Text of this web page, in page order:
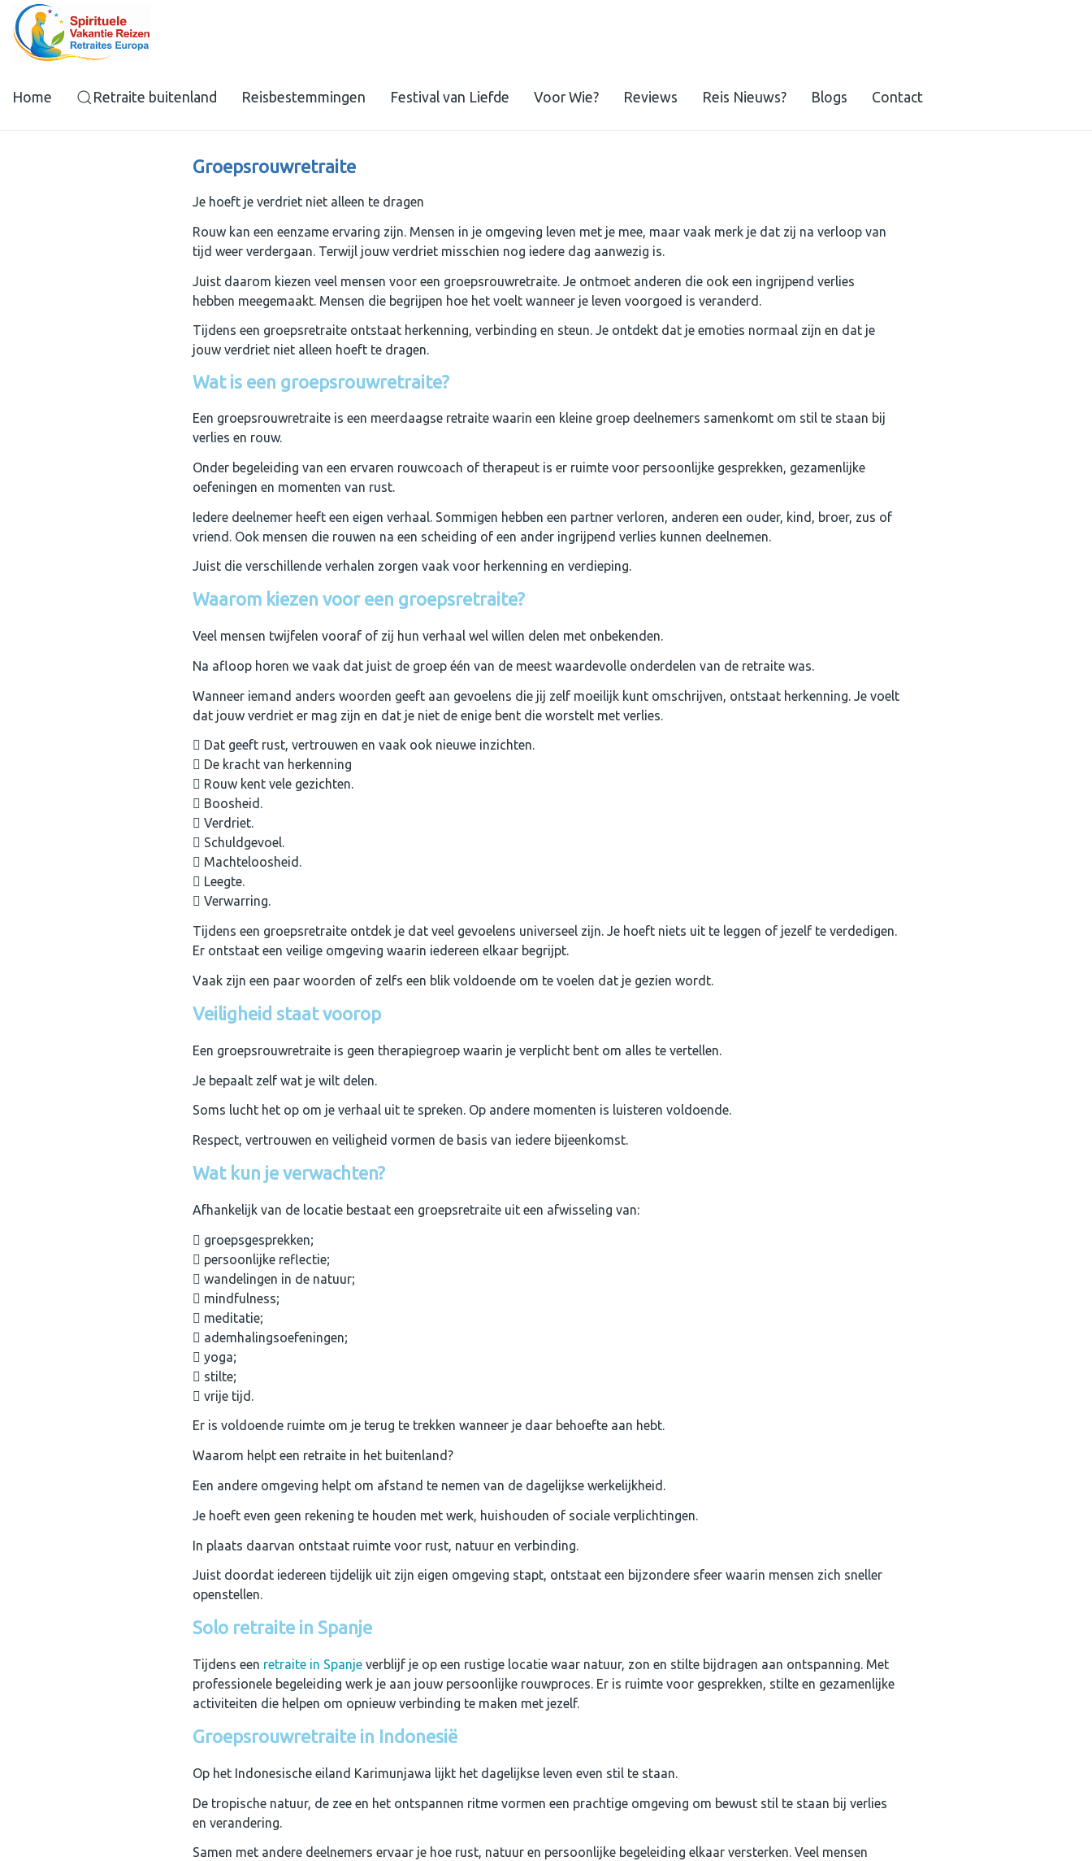
Home Retraite buitenland Reisbestemmingen Festival van Liefde Voor Wie? Reviews Reis Nieuws? Blogs Contact
Groepsrouwretraite
Je hoeft je verdriet niet alleen te dragen
Rouw kan een eenzame ervaring zijn. Mensen in je omgeving leven met je mee, maar vaak merk je dat zij na verloop van
tijd weer verdergaan. Terwijl jouw verdriet misschien nog iedere dag aanwezig is.
Juist daarom kiezen veel mensen voor een groepsrouwretraite. Je ontmoet anderen die ook een ingrijpend verlies
hebben meegemaakt. Mensen die begrijpen hoe het voelt wanneer je leven voorgoed is veranderd.
Tijdens een groepsretraite ontstaat herkenning, verbinding en steun. Je ontdekt dat je emoties normaal zijn en dat je
jouw verdriet niet alleen hoeft te dragen.
Wat is een groepsrouwretraite?
Een groepsrouwretraite is een meerdaagse retraite waarin een kleine groep deelnemers samenkomt om stil te staan bij
verlies en rouw.
Onder begeleiding van een ervaren rouwcoach of therapeut is er ruimte voor persoonlijke gesprekken, gezamenlijke
oefeningen en momenten van rust.
Iedere deelnemer heeft een eigen verhaal. Sommigen hebben een partner verloren, anderen een ouder, kind, broer, zus of
vriend. Ook mensen die rouwen na een scheiding of een ander ingrijpend verlies kunnen deelnemen.
Juist die verschillende verhalen zorgen vaak voor herkenning en verdieping.
Waarom kiezen voor een groepsretraite?
Veel mensen twijfelen vooraf of zij hun verhaal wel willen delen met onbekenden.
Na afloop horen we vaak dat juist de groep één van de meest waardevolle onderdelen van de retraite was.
Wanneer iemand anders woorden geeft aan gevoelens die jij zelf moeilijk kunt omschrijven, ontstaat herkenning. Je voelt
dat jouw verdriet er mag zijn en dat je niet de enige bent die worstelt met verlies.
Dat geeft rust, vertrouwen en vaak ook nieuwe inzichten.
De kracht van herkenning
Rouw kent vele gezichten.
Boosheid.
Verdriet.
Schuldgevoel.
Machteloosheid.
Leegte.
Verwarring.
Tijdens een groepsretraite ontdek je dat veel gevoelens universeel zijn. Je hoeft niets uit te leggen of jezelf te verdedigen.
Er ontstaat een veilige omgeving waarin iedereen elkaar begrijpt.
Vaak zijn een paar woorden of zelfs een blik voldoende om te voelen dat je gezien wordt.
Veiligheid staat voorop
Een groepsrouwretraite is geen therapiegroep waarin je verplicht bent om alles te vertellen.
Je bepaalt zelf wat je wilt delen.
Soms lucht het op om je verhaal uit te spreken. Op andere momenten is luisteren voldoende.
Respect, vertrouwen en veiligheid vormen de basis van iedere bijeenkomst.
Wat kun je verwachten?
Afhankelijk van de locatie bestaat een groepsretraite uit een afwisseling van:
groepsgesprekken;
persoonlijke reflectie;
wandelingen in de natuur;
mindfulness;
meditatie;
ademhalingsoefeningen;
yoga;
stilte;
vrije tijd.
Er is voldoende ruimte om je terug te trekken wanneer je daar behoefte aan hebt.
Waarom helpt een retraite in het buitenland?
Een andere omgeving helpt om afstand te nemen van de dagelijkse werkelijkheid.
Je hoeft even geen rekening te houden met werk, huishouden of sociale verplichtingen.
In plaats daarvan ontstaat ruimte voor rust, natuur en verbinding.
Juist doordat iedereen tijdelijk uit zijn eigen omgeving stapt, ontstaat een bijzondere sfeer waarin mensen zich sneller
openstellen.
Solo retraite in Spanje
Tijdens een retraite in Spanje verblijf je op een rustige locatie waar natuur, zon en stilte bijdragen aan ontspanning. Met
professionele begeleiding werk je aan jouw persoonlijke rouwproces. Er is ruimte voor gesprekken, stilte en gezamenlijke
activiteiten die helpen om opnieuw verbinding te maken met jezelf.
Groepsrouwretraite in Indonesië
Op het Indonesische eiland Karimunjawa lijkt het dagelijkse leven even stil te staan.
De tropische natuur, de zee en het ontspannen ritme vormen een prachtige omgeving om bewust stil te staan bij verlies
en verandering.
Samen met andere deelnemers ervaar je hoe rust, natuur en persoonlijke begeleiding elkaar versterken. Veel mensen